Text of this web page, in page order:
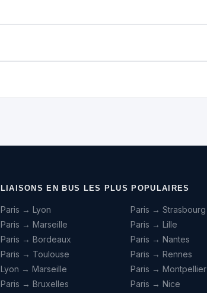
LIAISONS EN BUS LES PLUS POPULAIRES
Paris → Lyon
Paris → Marseille
Paris → Bordeaux
Paris → Toulouse
Lyon → Marseille
Paris → Bruxelles
Paris → Strasbourg
Paris → Lille
Paris → Nantes
Paris → Rennes
Paris → Montpellier
Paris → Nice